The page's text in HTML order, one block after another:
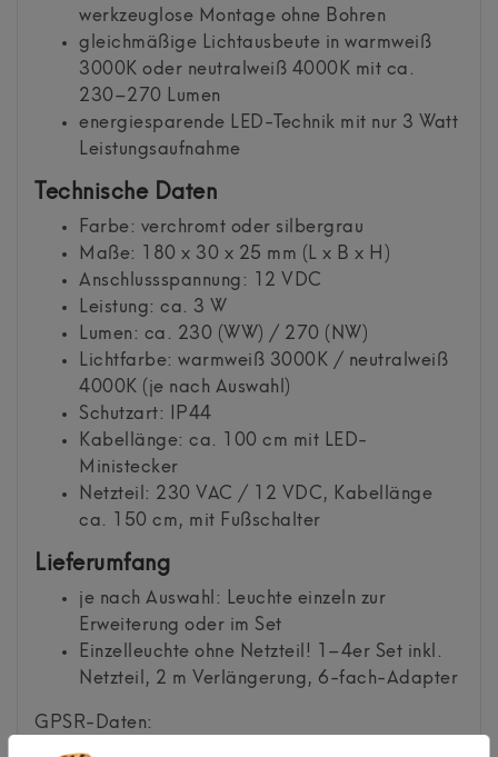
werkzeuglose Montage ohne Bohren
gleichmäßige Lichtausbeute in warmweiß
3000K oder neutralweiß 4000K mit ca.
230–270 Lumen
energiesparende LED-Technik mit nur 3 Watt
Leistungsaufnahme
Technische Daten
Farbe: verchromt oder silbergrau
Maße: 180 x 30 x 25 mm (L x B x H)
Anschlussspannung: 12 VDC
Leistung: ca. 3 W
Lumen: ca. 230 (WW) / 270 (NW)
Lichtfarbe: warmweiß 3000K / neutralweiß
4000K (je nach Auswahl)
Schutzart: IP44
Kabellänge: ca. 100 cm mit LED-
Ministecker
Netzteil: 230 VAC / 12 VDC, Kabellänge
ca. 150 cm, mit Fußschalter
Lieferumfang
je nach Auswahl: Leuchte einzeln zur
Erweiterung oder im Set
Einzelleuchte ohne Netzteil! 1–4er Set inkl.
Netzteil, 2 m Verlängerung, 6-fach-Adapter
GPSR-Daten: